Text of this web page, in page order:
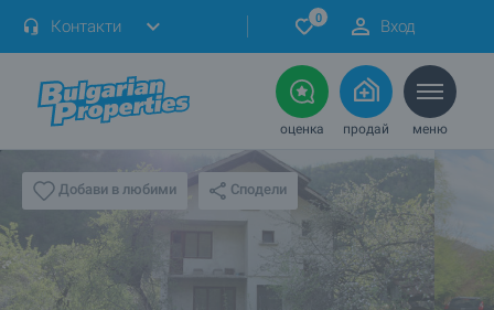
Контакти 0 Вход
оценка продай меню
Добави в любими Сподели